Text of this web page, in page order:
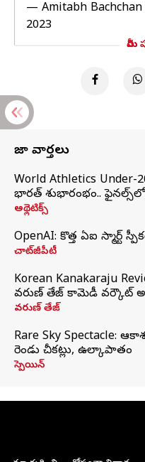
— Amitabh Bachchan
2023
మీరు
తాజా వార్తలు
World Athletics Under-
భారత్‌ శుభారంభం.. ఫైనల్స్‌లోకి
అథ్లెటిక్స్
OpenAI: కొత్త ఏఐ స్మార్ట్
చాట్‌జీపీటీ
Korean Kanakaraju
వరుణ్ తేజ్ కామెడీ వర్కౌట్
వరుణ్ తేజ్
Rare Sky Spectacle:
రెండు చీకట్లు, ఉల్కాపాతం
స్పెయిన్